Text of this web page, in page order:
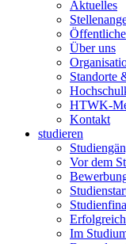
Aktuelles
Über uns
Standorte
HTWK-
Kontakt
studieren
Vor dem
Im